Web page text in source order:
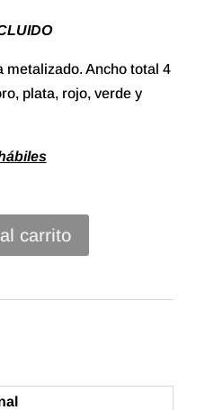
metalizado. Ancho total 4
plata, rojo, verde y
carrito